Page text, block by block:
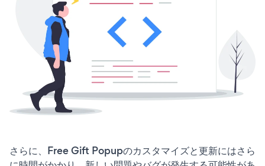
さらに、Free Gift Popupのカスタマイズと更新にはさら